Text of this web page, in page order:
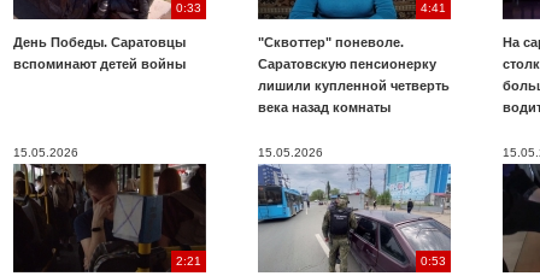
0:33
День Победы. Саратовцы
вспоминают детей войны
4:41
"Сквоттер" поневоле.
Саратовскую пенсионерку
лишили купленной четверть
века назад комнаты
На
15.05.2026
2:21
15.05.2026
0:53